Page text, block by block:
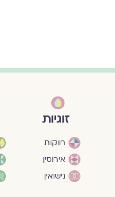
זוגיות
רווקות
אירוסין
נישואין